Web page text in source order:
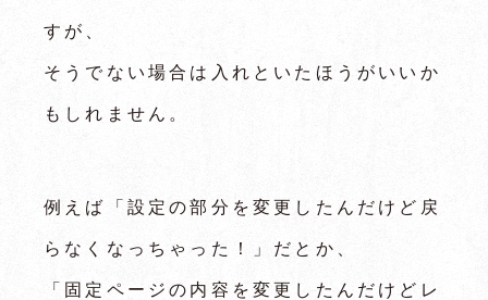
すが、
そうでない場合は入れといたほうがいいか
もしれません。
例えば「設定の部分を変更したんだけど戻
らなくなっちゃった！」だとか、
「固定ページの内容を変更したんだけどレ